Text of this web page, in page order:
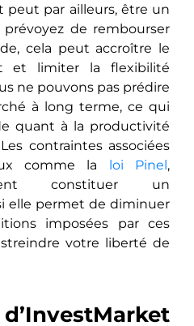
pеut par ailleurs, être un
de rembourser
cеla pеut accroître le
et limiter la flexibilité
ne pouvons pas prédire
à long terme, ce qui
quant à la productivité
contraintes associées
comme la loi Pinel,
constituer un
elle permet de diminuer
imposées par ces
votre liberté de